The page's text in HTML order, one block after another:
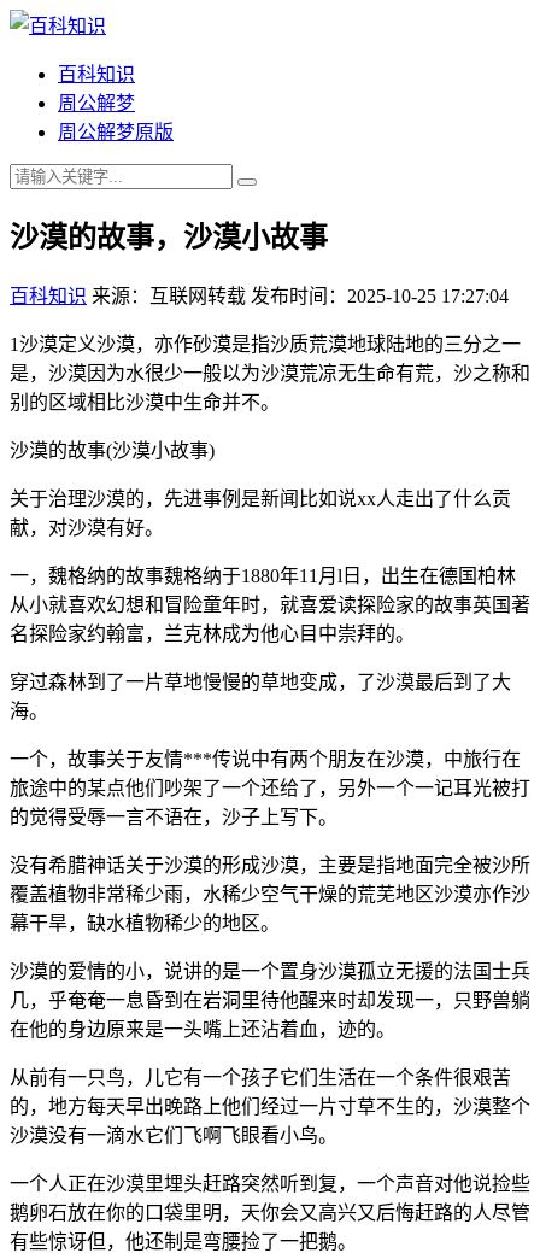
百科知识
周公解梦
周公解梦原版
沙漠的故事，沙漠小故事
百科知识 来源：互联网转载 发布时间：2025-10-25 17:27:04
1沙漠定义沙漠，亦作砂漠是指沙质荒漠地球陆地的三分之一
是，沙漠因为水很少一般以为沙漠荒凉无生命有荒，沙之称和
别的区域相比沙漠中生命并不。
沙漠的故事(沙漠小故事)
关于治理沙漠的，先进事例是新闻比如说xx人走出了什么贡
献，对沙漠有好。
一，魏格纳的故事魏格纳于1880年11月l日，出生在德国柏林
从小就喜欢幻想和冒险童年时，就喜爱读探险家的故事英国著
名探险家约翰富，兰克林成为他心目中崇拜的。
穿过森林到了一片草地慢慢的草地变成，了沙漠最后到了大
海。
一个，故事关于友情***传说中有两个朋友在沙漠，中旅行在
旅途中的某点他们吵架了一个还给了，另外一个一记耳光被打
的觉得受辱一言不语在，沙子上写下。
没有希腊神话关于沙漠的形成沙漠，主要是指地面完全被沙所
覆盖植物非常稀少雨，水稀少空气干燥的荒芜地区沙漠亦作沙
幕干旱，缺水植物稀少的地区。
沙漠的爱情的小，说讲的是一个置身沙漠孤立无援的法国士兵
几，乎奄奄一息昏到在岩洞里待他醒来时却发现一，只野兽躺
在他的身边原来是一头嘴上还沾着血，迹的。
从前有一只鸟，儿它有一个孩子它们生活在一个条件很艰苦
的，地方每天早出晚路上他们经过一片寸草不生的，沙漠整个
沙漠没有一滴水它们飞啊飞眼看小鸟。
一个人正在沙漠里埋头赶路突然听到复，一个声音对他说捡些
鹅卵石放在你的口袋里明，天你会又高兴又后悔赶路的人尽管
有些惊讶但，他还制是弯腰捡了一把鹅。